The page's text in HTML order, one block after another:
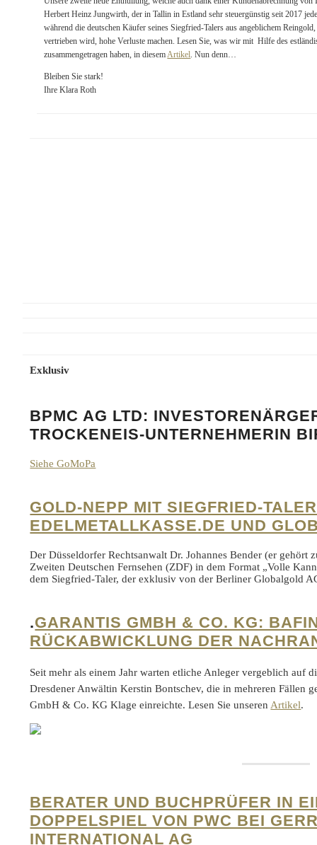
Herbert Heinz Jungwirth, der in Tallin in Estland sehr steuergünstig seit 2017
während die deutschen Käufer seines Siegfried-Talers aus angeblichem
vertrieben wird, hohe Verluste machen. Lesen Sie, was wir mit Hilfe des
zusammengetragen haben, in diesemArtikel. Nun denn…
Bleiben Sie stark!
Ihre Klara Roth
Exklusiv
BPMC AG LTD:
TROCKENEIS-UNTERNEHMERIN
Siehe GoMoPa
GOLD-NEPP MIT SIEGFRIED-
EDELMETALLKASSE.DE UND
Der Düsseldorfer Rechtsanwalt Dr. Johannes Bender (er gehört
Zweiten Deutschen Fernsehen (ZDF) in dem Format „Volle
dem Siegfried-Taler, der exklusiv von der Berliner Globalgold
.GARANTIS GMBH & CO. KG:
RÜCKABWICKLUNG DER
Seit mehr als einem Jahr warten etliche Anleger vergeblich auf
Dresdener Anwältin Kerstin Bontschev, die in mehreren Fällen
GmbH & Co. KG Klage einreichte. Lesen Sie unseren Artikel.
BERATER UND BUCHPRÜFER IN
DOPPELSPIEL VON PWC BEI
INTERNATIONAL AG